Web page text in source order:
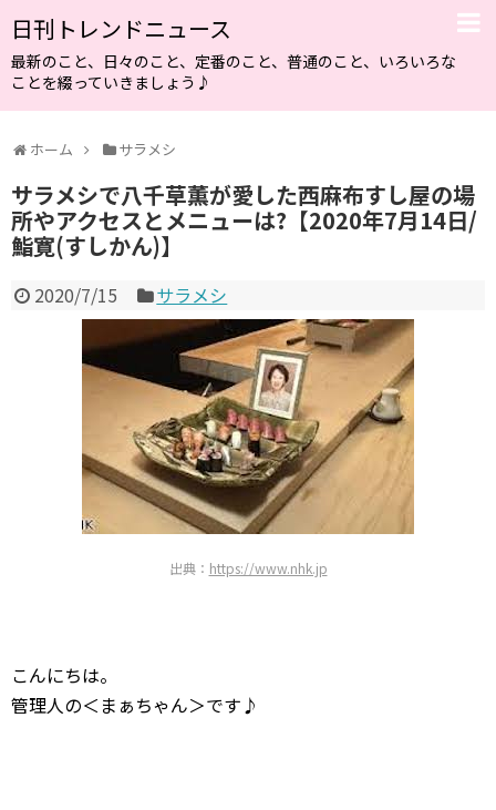
日刊トレンドニュース
最新のこと、日々のこと、定番のこと、普通のこと、いろいろな
ことを綴っていきましょう♪
ホーム サラメシ
サラメシで八千草薫が愛した西麻布すし屋の場
所やアクセスとメニューは?【2020年7月14日/
鮨寛(すしかん)】
2020/7/15 サラメシ
出典： https://www.nhk.jp
こんにちは。
管理人の＜まぁちゃん＞です♪